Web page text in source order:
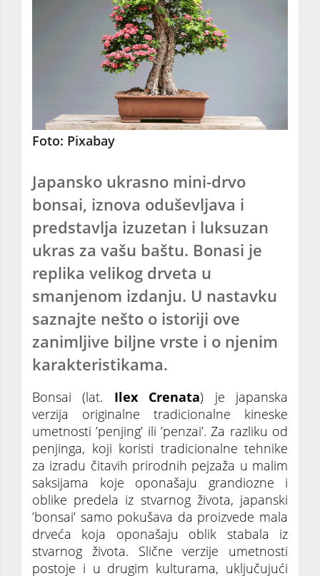
Foto: Pixabay
Japansko ukrasno mini-drvo
bonsai, iznova oduševljava i
predstavlja izuzetan i luksuzan
ukras za vašu baštu. Bonasi je
replika velikog drveta u
smanjenom izdanju. U nastavku
saznajte nešto o istoriji ove
zanimljive biljne vrste i o njenim
karakteristikama.
Bonsai (lat. Ilex Crenata) je japanska
verzija originalne tradicionalne kineske
umetnosti ’penjing’ ili ’penzai’. Za razliku od
penjinga, koji koristi tradicionalne tehnike
za izradu čitavih prirodnih pejzaža u malim
saksijama koje oponašaju grandiozne i
oblike predela iz stvarnog života, japanski
’bonsai’ samo pokušava da proizvede mala
drveća koja oponašaju oblik stabala iz
stvarnog života. Slične verzije umetnosti
postoje i u drugim kulturama, uključujući